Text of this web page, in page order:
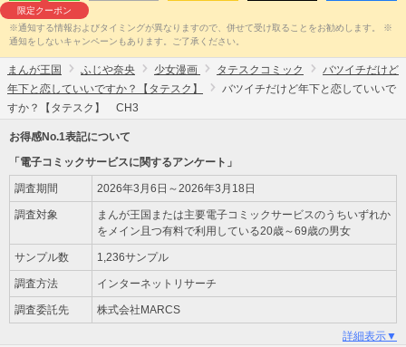
限定クーポン
※通知する情報およびタイミングが異なりますので、併せて受け取ることをお勧めします。 ※
通知をしないキャンペーンもあります。ご了承ください。
まんが王国 ふじや奈央 少女漫画 タテスクコミック
バツイチだけど
年下と恋していいですか？【タテスク】
バツイチだけど年下と恋していいで
すか？【タテスク】 CH3
お得感No.1表記について
「電子コミックサービスに関するアンケート」
調査期間 2026年3月6日～2026年3月18日
調査対象
まんが王国または主要電子コミックサービスのうちいずれか
をメイン且つ有料で利用している20歳～69歳の男女
サンプル数 1,236サンプル
調査方法 インターネットリサーチ
調査委託先 株式会社MARCS
詳細表示▼